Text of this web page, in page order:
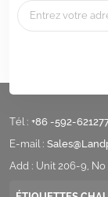
Tél : +86 -592-
E-mail :
Add : Unit 206-9, No